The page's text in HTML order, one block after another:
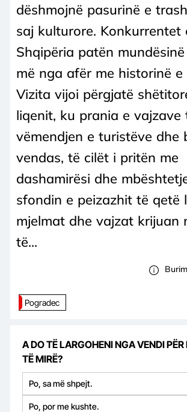
dëshmojnë pasurinë e
saj kulturore. Konkurrentet
Shqipëria patën
më nga afër me historinë
Vizita vijoi përgjatë
liqenit, ku prania e vajzave
vëmendjen e turistëve dhe
vendas, të cilët i pritën me
dashamirësi dhe
sfondin e peizazhit të qetë
mjelmat dhe vajzat krijuan
të...
Pogradec
A DO TË LARGOHENI NGA VENDI
TË MIRË?
Po, sa më shpejt.
Po, por me kushte.